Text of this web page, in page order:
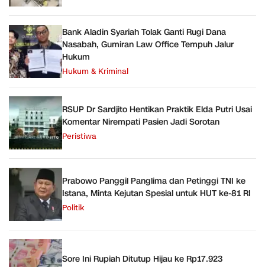
Bank Aladin Syariah Tolak Ganti Rugi Dana
Nasabah, Gumiran Law Office Tempuh Jalur
Hukum
Hukum & Kriminal
RSUP Dr Sardjito Hentikan Praktik Elda Putri Usai
Komentar Nirempati Pasien Jadi Sorotan
Peristiwa
Prabowo Panggil Panglima dan Petinggi TNI ke
Istana, Minta Kejutan Spesial untuk HUT ke-81 RI
Politik
Sore Ini Rupiah Ditutup Hijau ke Rp17.923